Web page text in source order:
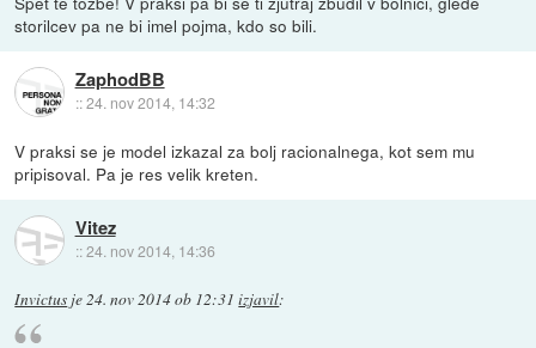
storilcev pa ne bi imel pojma, kdo so bili.
ZaphodBB
::24. nov 2014, 14:32
V praksi se je model izkazal za bolj racionalnega, kot sem mu
pripisoval. Pa je res velik kreten.
Vitez
::24. nov 2014, 14:36
Invictus je24. nov 2014 ob 12:31 izjavil: